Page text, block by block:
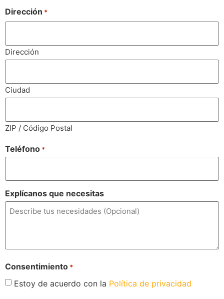
Dirección *
Dirección
Ciudad
ZIP / Código Postal
Teléfono *
Explícanos que necesitas
Consentimiento *
Estoy de acuerdo con la Política de privacidad